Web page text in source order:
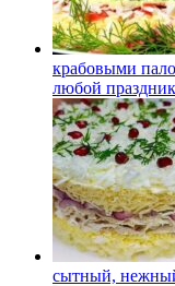
крабовыми
любой праздник
сытный,